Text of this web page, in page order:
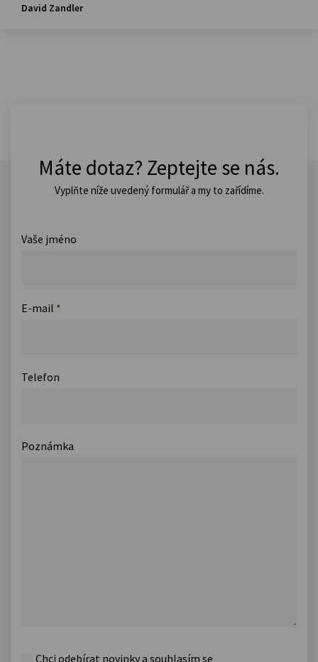
David Zandler
Máte dotaz? Zeptejte se nás.
Vyplňte níže uvedený formulář a my to zařídíme.
Vaše jméno
E-mail *
Telefon
Poznámka
Chci odebírat novinky a souhlasím se